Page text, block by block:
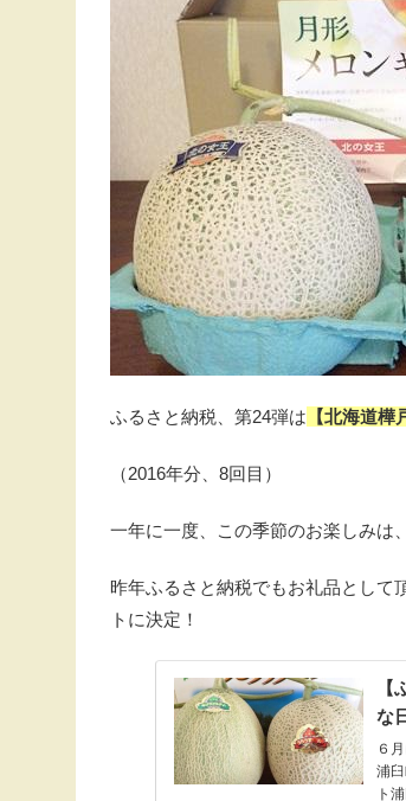
ふるさと納税、第24弾は 【北海道樺
（2016年分、8回目）
一年に一度、この季節のお楽しみは、
昨年ふるさと納税でもお礼品として
トに決定！
な
６
浦
ト